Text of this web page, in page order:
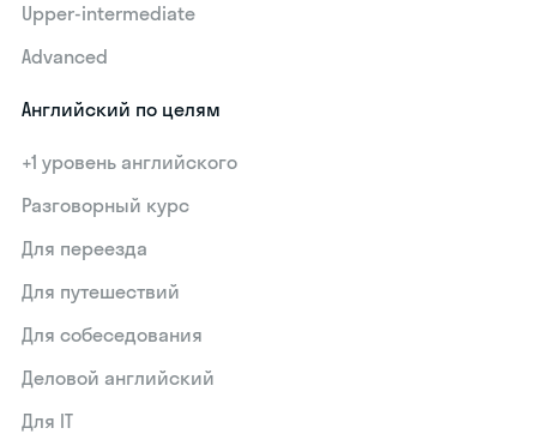
Upper-intermediate
Advanced
Английский по целям
+1 уровень английского
Разговорный курс
Для переезда
Для путешествий
Для собеседования
Деловой английский
Для IT